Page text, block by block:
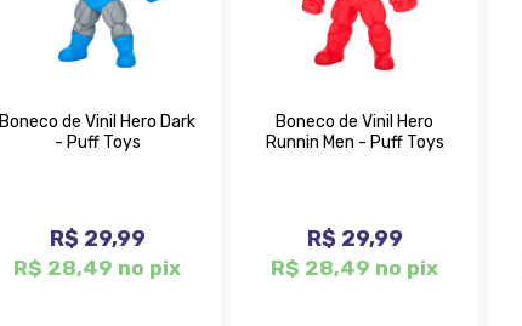
Boneco de Vinil Hero Dark
- Puff Toys
R$ 29,99
R$ 28,49 no pix
Boneco de Vinil Hero
Runnin Men - Puff Toys
R$ 29,99
R$ 28,49 no pix